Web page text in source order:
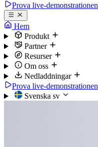
Prova live-demonstrationen
Hem
Produkt
Partner
Resurser
Om oss
Nedladdningar
Prova live-demonstrationen
Svenska sv